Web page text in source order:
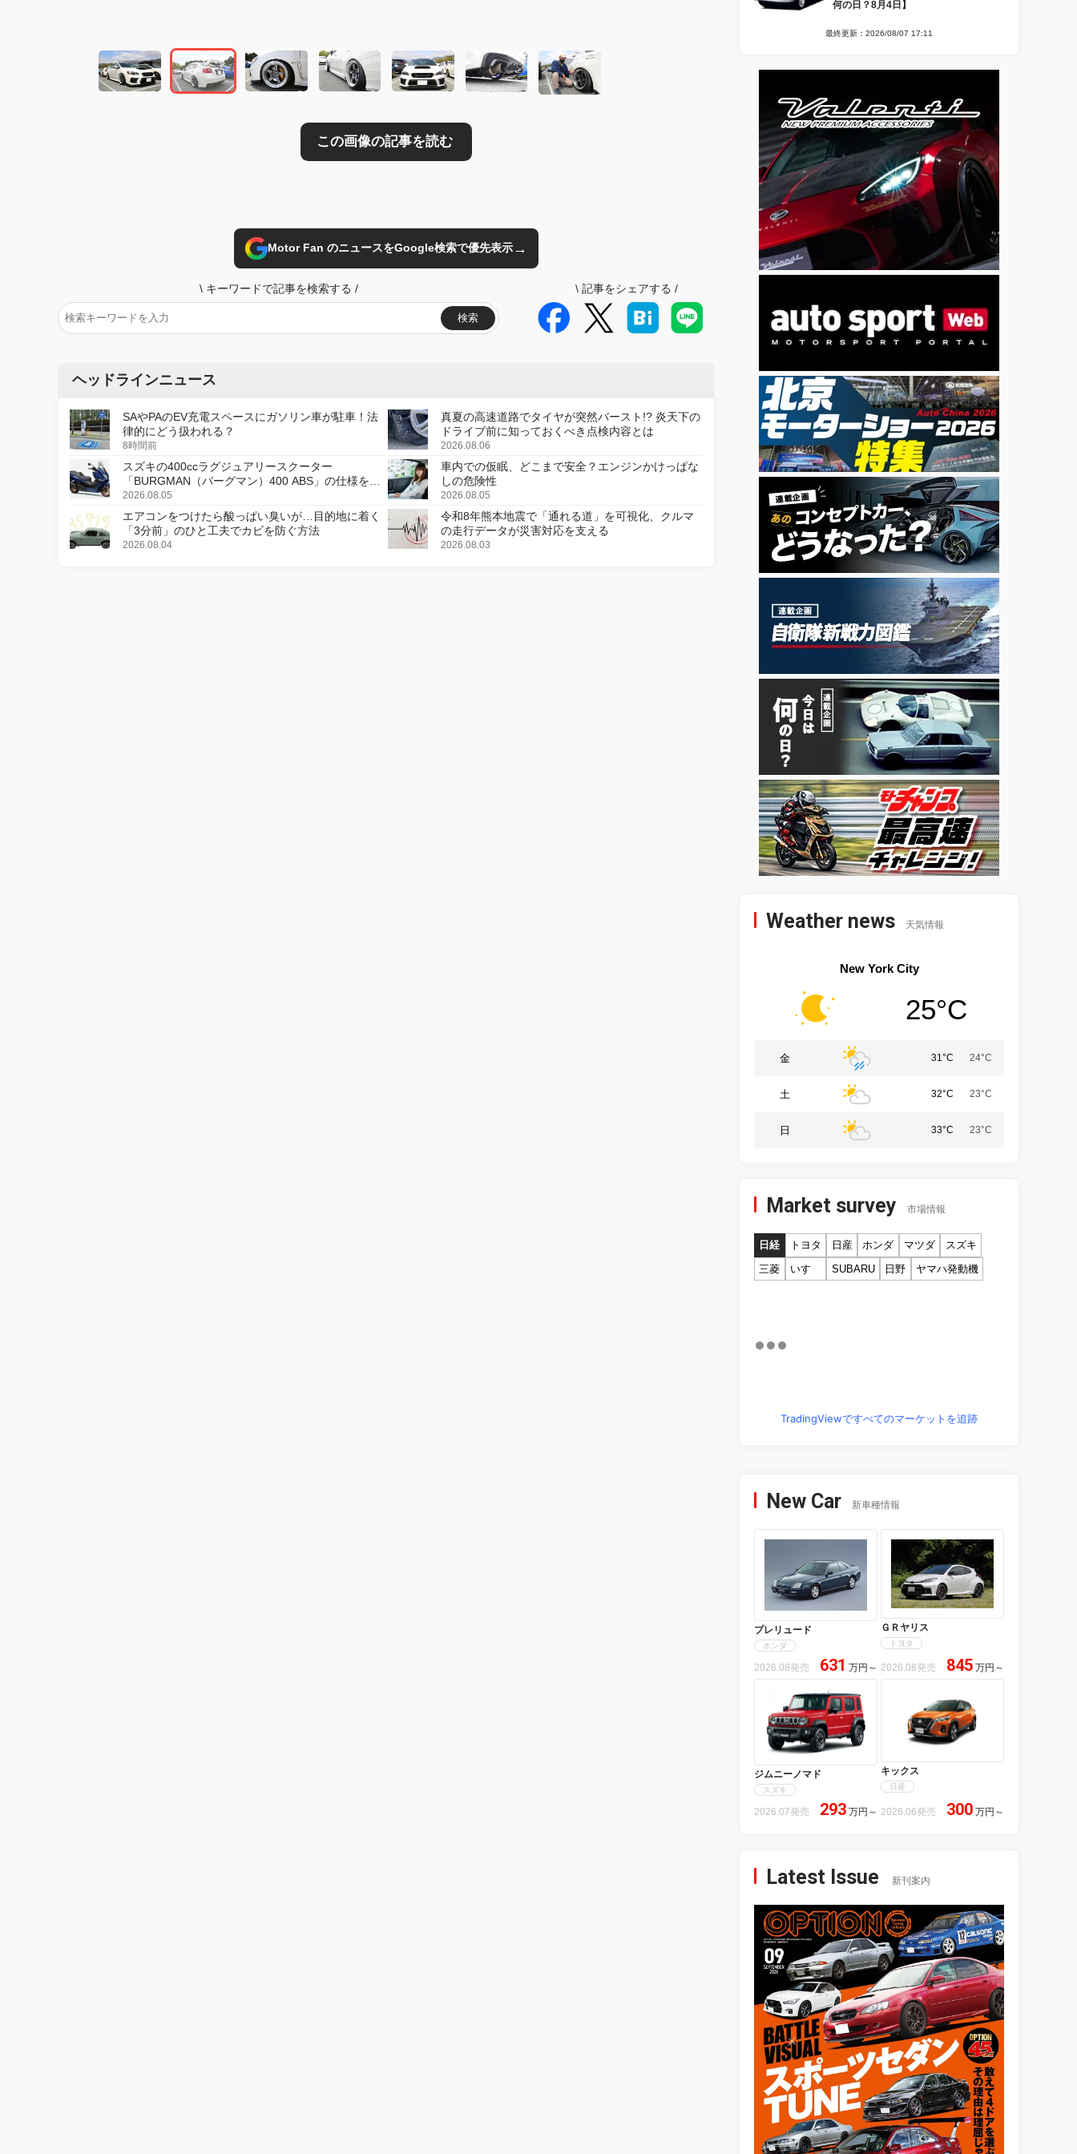
Motor Fan のニュースをGoogle検索で優先表示→
\ キーワードで記事を検索する /
検索
\ 記事をシェアする /
ヘッドラインニュース
SAやPAのEV充電スペースにガソリン車が駐車！法
律的にどう扱われる？
8時間前
真夏の高速道路でタイヤが突然バースト!? 炎天下の
ドライブ前に知っておくべき点検内容とは
2026.08.06
スズキの400ccラグジュアリースクーター
「BURGMAN（バーグマン）400 ABS」の仕様を変
更し、8月18日に発売
2026.08.05
車内での仮眠、どこまで安全？エンジンかけっぱな
しの危険性
2026.08.05
エアコンをつけたら酸っぱい臭いが…目的地に着く
「3分前」のひと工夫でカビを防ぐ方法
2026.08.04
令和8年熊本地震で「通れる道」を可視化、クルマ
の走行データが災害対応を支える
2026.08.03
何の日？8月4日】
最終更新：2026/08/07 17:11
Weather news 天気情報
New York City
25°C
金 31°C 24°C
土 32°C 23°C
日 33°C 23°C
Market survey 市場情報
日経 トヨタ 日産 ホンダ マツダ
スズキ
三菱
いすゞ SUBARU 日野 ヤマハ発動機
TradingViewですべてのマーケットを追跡
New Car 新車種情報
プレリュード
ホンダ
2026.08発売 631 万円 ～
ＧＲヤリス
トヨタ
2026.08発売 845 万円 ～
ジムニーノマド
スズキ
2026.07発売 293 万円 ～
キックス
日産
2026.06発売 300 万円 ～
Latest Issue 新刊案内